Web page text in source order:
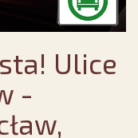
Ulice
-